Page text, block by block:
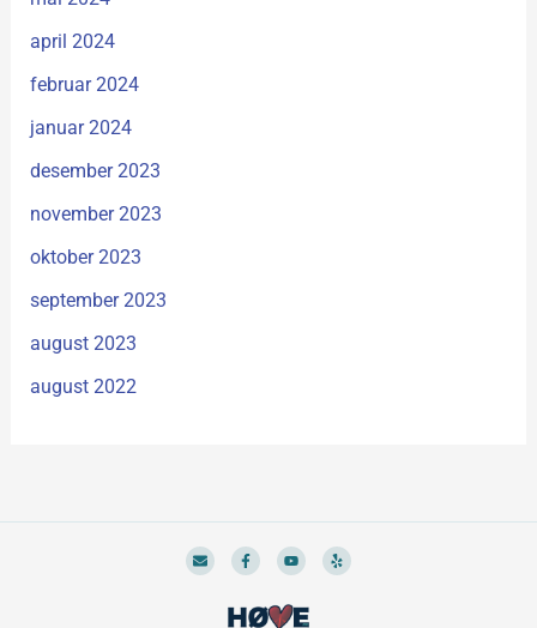
april 2024
februar 2024
januar 2024
desember 2023
november 2023
oktober 2023
september 2023
august 2023
august 2022
E
n
F
a
b
Y
o
u
Y
e